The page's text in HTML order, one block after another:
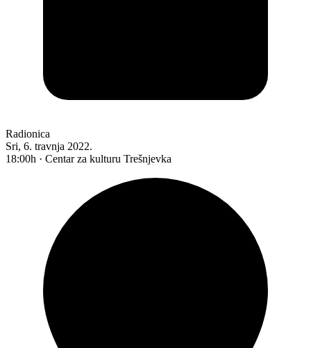
Radionica
Sri, 6. travnja 2022.
18:00h · Centar za kulturu Trešnjevka